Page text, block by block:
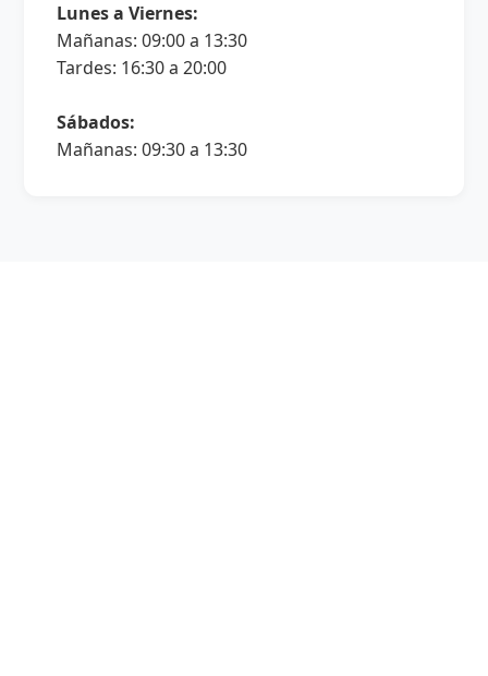
Lunes a Viernes:
Mañanas: 09:00 a 13:30
Tardes: 16:30 a 20:00
Sábados:
Mañanas: 09:30 a 13:30